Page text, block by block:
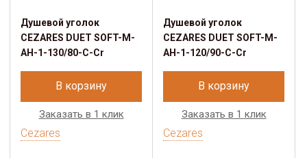
Душевой уголок
CEZARES DUET SOFT-M-
AH-1-130/80-C-Cr
В корзину
Заказать в 1 клик
Cezares
Душевой уголок
CEZARES DUET SOFT-M-
AH-1-120/90-C-Cr
В корзину
Заказать в 1 клик
Cezares